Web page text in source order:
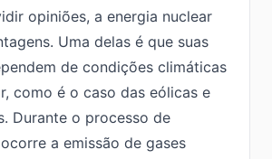
opiniões, a energia nuclear
Uma delas é que suas
de condições climáticas
como é o caso das eólicas e
Durante o processo de
a emissão de gases